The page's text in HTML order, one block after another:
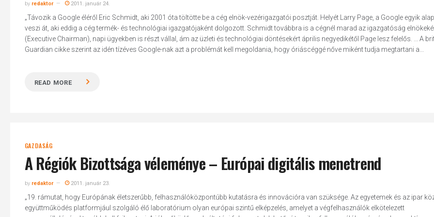
by redaktor 2011. január 24.
„Távozik a Google éléről Eric Schmidt, aki 2001 óta töltötte be a cég elnök-vezérigazgatói posztját. Helyét Larry Page, a Google egyik
veszi át, aki eddig a cég termék- és technológiai igazgatójaként dolgozott. Schmidt továbbra is a cégnél marad az igazgatóság
(Executive Chairman), napi ügyekben is részt vállal, ám az üzleti és technológiai döntésekért április negyedikétől Page lesz felelős. ... A
Guardian cikke szerint az idén tízéves Google-nak azt a problémát kell megoldania, hogy óriáscéggé nőve miként tudja megtartani a...
READ MORE
GAZDASÁG
A Régiók Bizottsága véleménye – Európai digitális menetrend
by redaktor 2011. január 23.
„19. rámutat, hogy Európának életszerűbb, felhasználóközpontúbb kutatásra és innovációra van szüksége. Az egyetemek és az ipar
együttműködés platformjául szolgáló élő laboratórium olyan európai szintű elképzelés, amelyet a végfelhasználók elkötelezett